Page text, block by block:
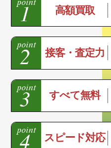
高額買取
接客・査定力
すべて無料
スピード対応